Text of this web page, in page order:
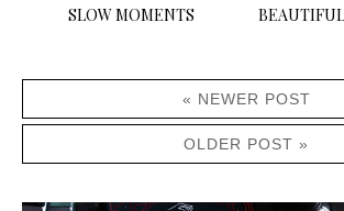
SLOW MOMENTS
« NEWER POST
OLDER POST »